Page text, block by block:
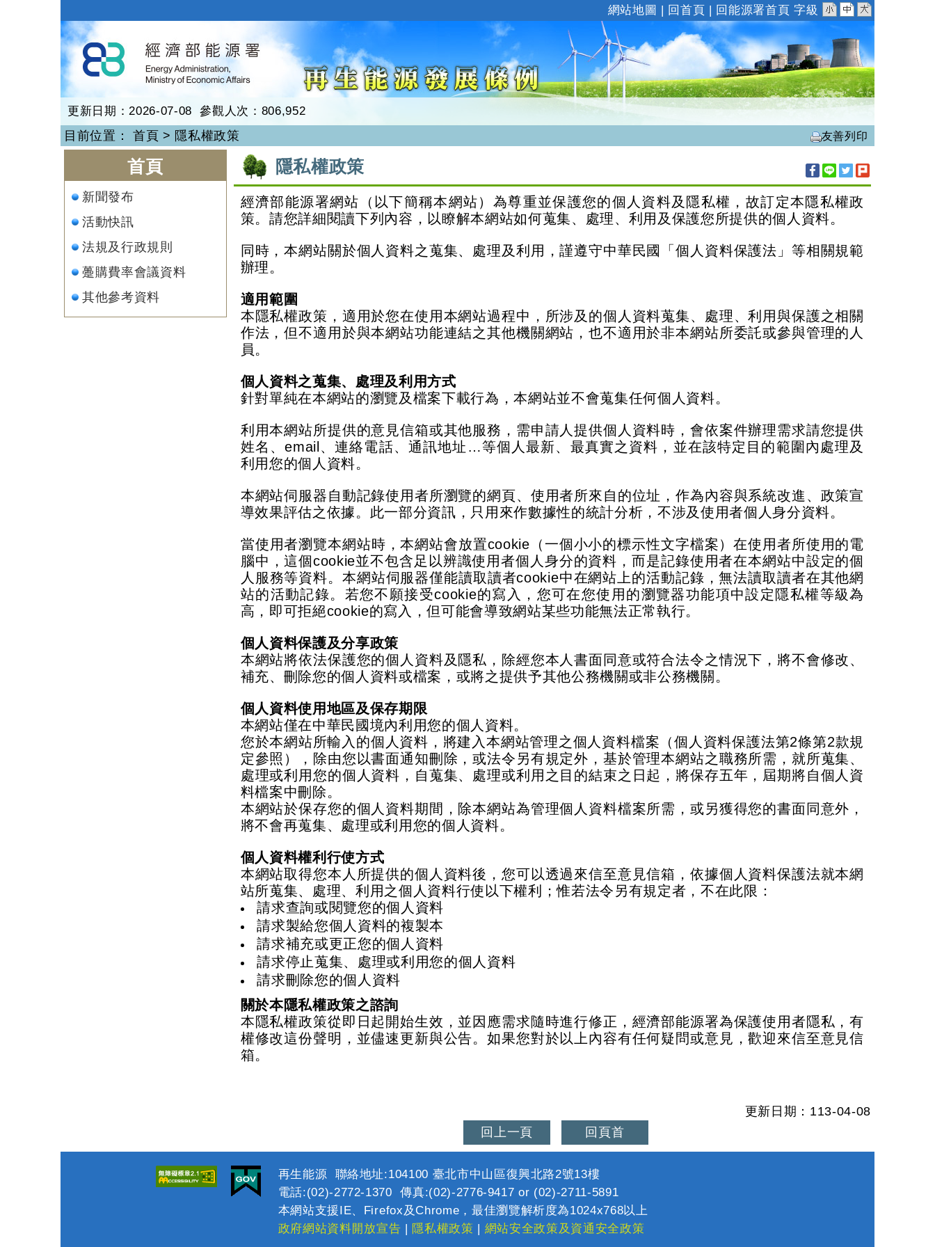
到
主
要
內
容
:::
網站地圖 | 回首頁 | 回能源署首頁 字級
再生能源
更新日期：2026-07-08 參觀人次：806,952
目前位置： 首頁 > 隱私權政策 友善列印
首頁
新聞發布
活動快訊
法規及行政規則
躉購費率會議資料
其他參考資料
隱私權政策
經濟部能源署網站（以下簡稱本網站）為尊重並保護您的個人資料及隱私權，故訂定本隱私權政
策。請您詳細閱讀下列內容，以瞭解本網站如何蒐集、處理、利用及保護您所提供的個人資料。
同時，本網站關於個人資料之蒐集、處理及利用，謹遵守中華民國「個人資料保護法」等相關規範
辦理。
適用範圍
本隱私權政策，適用於您在使用本網站過程中，所涉及的個人資料蒐集、處理、利用與保護之相關
作法，但不適用於與本網站功能連結之其他機關網站，也不適用於非本網站所委託或參與管理的人
員。
個人資料之蒐集、處理及利用方式
針對單純在本網站的瀏覽及檔案下載行為，本網站並不會蒐集任何個人資料。
利用本網站所提供的意見信箱或其他服務，需申請人提供個人資料時，會依案件辦理需求請您提供
姓名、email 、連絡電話、通訊地址 …等個人最新、最真實之資料，並在該特定目的範圍內處理及
利用您的個人資料。
本網站伺服器自動記錄使用者所瀏覽的網頁、使用者所來自的位址，作為內容與系統改進、政策宣
導效果評估之依據。此一部分資訊，只用來作數據性的統計分析，不涉及使用者個人身分資料。
當使用者瀏覽本網站時，本網站會放置cookie （一個小小的標示性文字檔案）在使用者所使用的電
腦中，這個cookie並不包含足以辨識使用者個人身分的資料，而是記錄使用者在本網站中設定的個
人服務等資料。本網站伺服器僅能讀取讀者cookie中在網站上的活動記錄，無法讀取讀者在其他網
站的活動記錄。若您不願接受cookie的寫入，您可在您使用的瀏覽器功能項中設定隱私權等級為
高，即可拒絕cookie的寫入，但可能會導致網站某些功能無法正常執行。
個人資料保護及分享政策
本網站將依法保護您的個人資料及隱私，除經您本人書面同意或符合法令之情況下，將不會修改、
補充、刪除您的個人資料或檔案，或將之提供予其他公務機關或非公務機關。
個人資料使用地區及保存期限
本網站僅在中華民國境內利用您的個人資料。
您於本網站所輸入的個人資料，將建入本網站管理之個人資料檔案（個人資料保護法第2條第2款規
定參照），除由您以書面通知刪除，或法令另有規定外，基於管理本網站之職務所需，就所蒐集、
處理或利用您的個人資料，自蒐集、處理或利用之目的結束之日起，將保存五年，屆期將自個人資
料檔案中刪除。
本網站於保存您的個人資料期間，除本網站為管理個人資料檔案所需，或另獲得您的書面同意外，
將不會再蒐集、處理或利用您的個人資料。
個人資料權利行使方式
本網站取得您本人所提供的個人資料後，您可以透過來信至意見信箱，依據個人資料保護法就本網
站所蒐集、處理、利用之個人資料行使以下權利；惟若法令另有規定者，不在此限：
請求查詢或閱覽您的個人資料
請求製給您個人資料的複製本
請求補充或更正您的個人資料
請求停止蒐集、處理或利用您的個人資料
請求刪除您的個人資料
關於本隱私權政策之諮詢
本隱私權政策從即日起開始生效，並因應需求隨時進行修正，經濟部能源署為保護使用者隱私，有
權修改這份聲明，並儘速更新與公告。如果您對於以上內容有任何疑問或意見，歡迎來信至意見信
箱。
更新日期：113-04-08
回上一頁
回頁首
再生能源 聯絡地址:104100 臺北市中山區復興北路2號13樓
電話:(02)-2772-1370 傳真:(02)-2776-9417 or (02)-2711-5891
本網站支援IE、Firefox及Chrome，最佳瀏覽解析度為1024x768以上
政府網站資料開放宣告 | 隱私權政策 | 網站安全政策及資通安全政策